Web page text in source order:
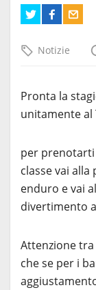
Notizie
Pronta la
unitamente al
per prenotarti
classe vai alla
enduro e vai
divertimento
Attenzione
che se per i